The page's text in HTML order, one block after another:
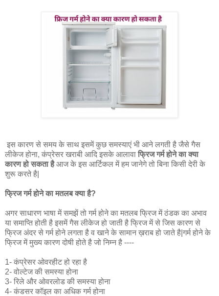
इस कारण से समय के साथ इसमें कुछ समस्याएं भी आने लगती है जैसे गैस
लीकेज होना, कंप्रेसर खराबी आदि इसके आलावाफ्रिज गर्म होने का क्या
कारण हो सकता हैआज के इस आर्टिकल में हम जानेगे तो बिना किसी देरी के
शुरू करते है|
फ्रिज गर्म होने का मतलब क्या है?
अगर साधारण भाषा में समझें तो गर्म होने का मतलब फ्रिज में ठंडक का अभाव
या समाप्ति होती है इसमें गैस लीकेज हो जाती है फ्रिज में से जिस कारण से
फ्रिज अंदर से गर्म होने लगता है व खाने के सामान ख़राब हो जाते है|गर्म होने के
फ्रिज में मुख्य कारण दोषी होते है जो निम्न है ----
1- कंप्रेसर ओवरहीट हो रहा है
2- वोल्टेज की समस्या होना
3- रिले और ओवरलोड की समस्या होना
4- कंडसर कॉइल का अधिक गर्म होना